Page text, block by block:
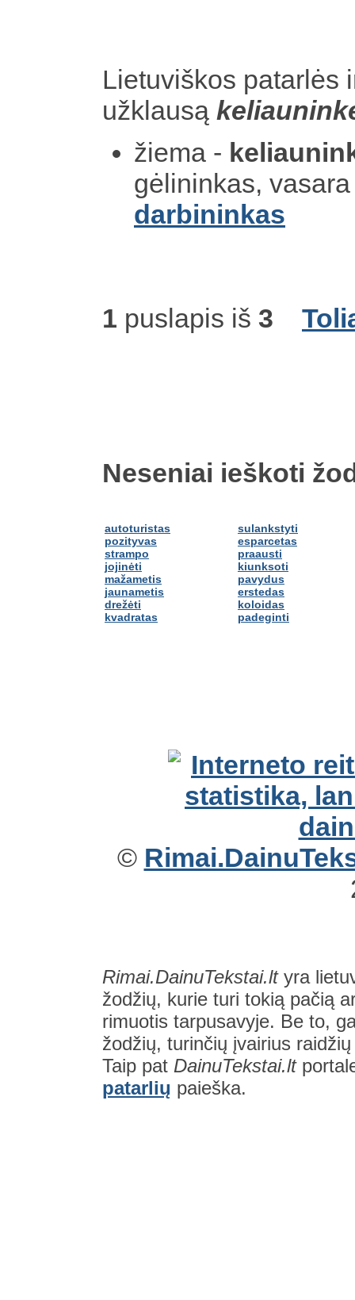
Lietuviškos patarlės
užklausą
žiema -
gėlininkas,
darbininkas
1 puslapis iš 3
Neseniai ieškoti
autoturistas
pozityvas
strampo
jojinėti
mažametis
jaunametis
drežėti
kvadratas
sulankstyti
esparcetas
praausti
kiunksoti
pavydus
erstedas
koloidas
padeginti
©
Rimai.DainuTekstai.ltyra
žodžių, kurie turi tokią pačią
rimuotis tarpusavyje. Be to,
žodžių, turinčių įvairius
Taip pat DainuTekstai.lt
patarlių paieška.